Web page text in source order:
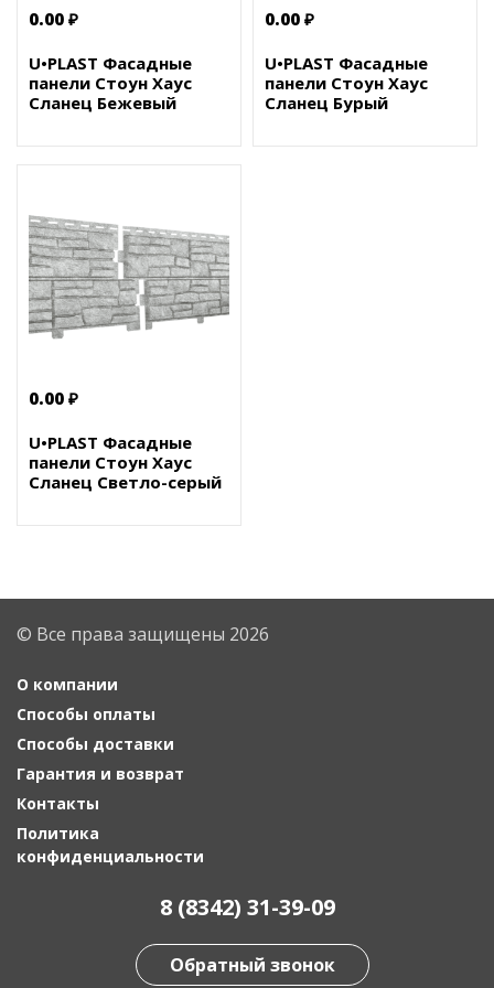
0.00 ₽
U•PLAST Фасадные
панели Стоун Хаус
Сланец Бежевый
0.00 ₽
U•PLAST Фасадные
панели Стоун Хаус
Сланец Бурый
0.00 ₽
U•PLAST Фасадные
панели Стоун Хаус
Сланец Светло-серый
© Все права защищены 2026
О компании
Способы оплаты
Способы доставки
Гарантия и возврат
Контакты
Политика
конфиденциальности
8 (8342) 31-39-09
Обратный звонок